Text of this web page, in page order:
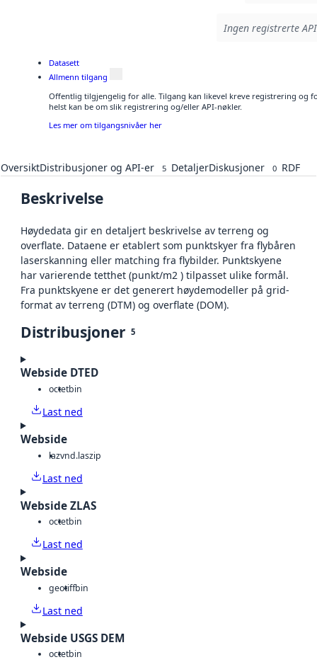
Ingen registrerte
Datasett
Allmenn tilgang
Offentlig tilgjengelig for alle. Tilgang kan likevel kreve registrering og
helst kan be om slik registrering og/eller API-nøkler.
Les mer om tilgangsnivåer her
OversiktDistribusjoner og API-er 5 DetaljerDiskusjoner 0 RDF
Beskrivelse
Høydedata gir en detaljert beskrivelse av terreng og
overflate. Dataene er etablert som punktskyer fra flybåren
laserskanning eller matching fra flybilder. Punktskyene
har varierende tetthet (punkt/m2 ) tilpasset ulike formål.
Fra punktskyene er det generert høydemodeller på grid-
format av terreng (DTM) og overflate (DOM).
Distribusjoner 5
Webside DTED
octetbin
Last ned
Webside
lazvnd.laszip
Last ned
Webside ZLAS
octetbin
Last ned
Webside
geotiffbin
Last ned
Webside USGS DEM
octetbin